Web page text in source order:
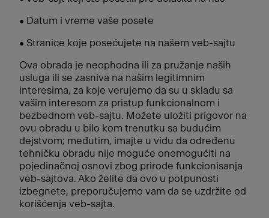
• Datum i vreme vaše posete
• Stranice koje posećujete na našem veb-sajtu
Ova obrada je neophodna ili za pružanje naših
usluga ili se zasniva na našim legitimnim
interesima, za koje verujemo da su u skladu sa
vašim interesom za pristup funkcionalnom i
bezbednom veb-sajtu. Možete uložiti prigovor na
ovu obradu u bilo kom trenutku sa budućim
dejstvom; međutim, imajte u vidu da određenu
tehničku obradu nije moguće onemogućiti na
pojedinačnoj osnovi zbog prirode funkcionisanja
veb-sajtova. Ako želite da ovo u potpunosti
izbegnete, preporučujemo vam da se uzdržite od
korišćenja veb-sajta.